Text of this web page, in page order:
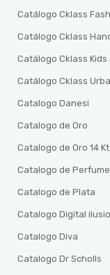
Catálogo Cklass
Catálogo Cklass
Catálogo Cklass
Catálogo Cklass
Catalogo Danesi
Catalogo de Oro
Catalogo de Oro 14 Kt
Catalogo de
Catalogo de Plata
Catalogo Digital
Catalogo Diva
Catalogo Dr Scholls